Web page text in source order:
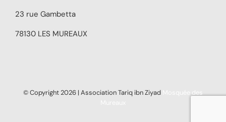
23 rue Gambetta
78130 LES MUREAUX
© Copyright2026 | Association Tariq ibn Ziyad
Mosquée des